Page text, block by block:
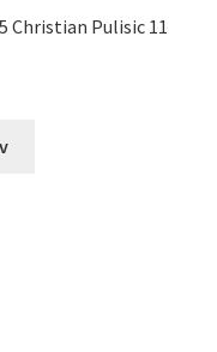
Christian Pulisic 11